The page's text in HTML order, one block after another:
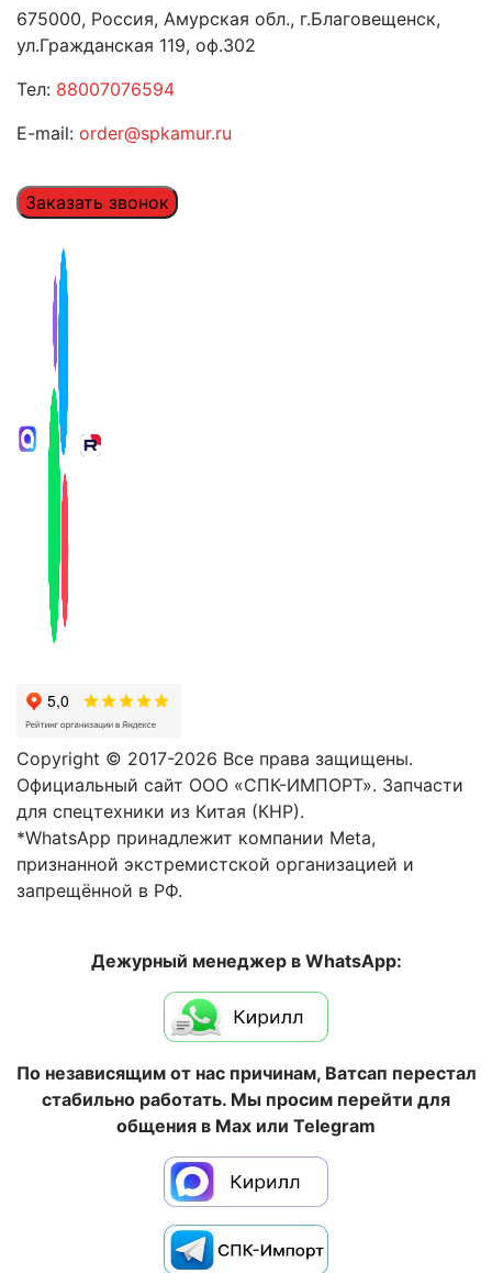
675000, Россия, Амурская обл., г.Благовещенск,
ул.Гражданская 119, оф.302
Тел: 88007076594
E-mail: order@spkamur.ru
Заказать звонок
Copyright © 2017-2026 Все права защищены.
Официальный сайт ООО «СПК-ИМПОРТ». Запчасти
для спецтехники из Китая (КНР).
*WhatsApp принадлежит компании Meta,
признанной экстремистской организацией и
запрещённой в РФ.
Дежурный менеджер в WhatsApp:
По независящим от нас причинам, Ватсап перестал
стабильно работать. Мы просим перейти для
общения в Max или Telegram